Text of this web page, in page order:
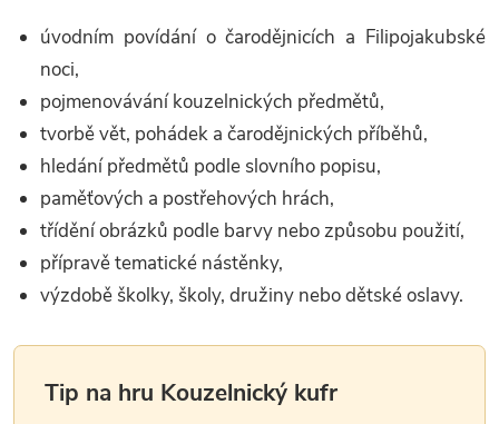
úvodním povídání o čarodějnicích a Filipojakubské
noci,
pojmenovávání kouzelnických předmětů,
tvorbě vět, pohádek a čarodějnických příběhů,
hledání předmětů podle slovního popisu,
paměťových a postřehových hrách,
třídění obrázků podle barvy nebo způsobu použití,
přípravě tematické nástěnky,
výzdobě školky, školy, družiny nebo dětské oslavy.
Tip na hru Kouzelnický kufr